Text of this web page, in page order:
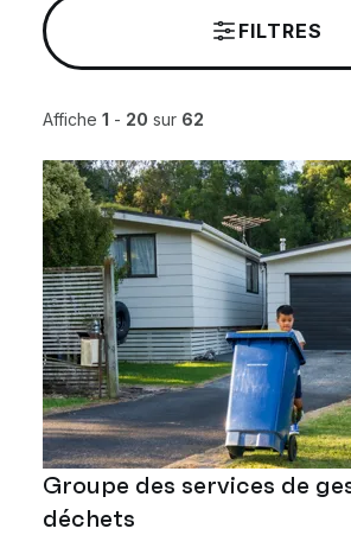
FILTRES
Affiche 1 - 20 sur 62
Groupe des services de
déchets